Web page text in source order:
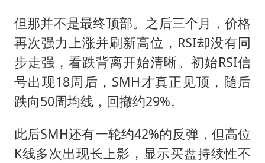
但那并不是最终顶部。之后三个月，价格
再次强力上涨并刷新高位，RSI却没有同
步走强，看跌背离开始清晰。初始RSI信
号出现18周后，SMH才真正见顶，随后
跌向50周均线，回撤约29%。
此后SMH还有一轮约42%的反弹，但高位
K线多次出现长上影，显示买盘持续性不